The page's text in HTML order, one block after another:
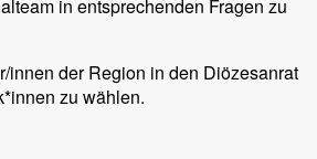
in entsprechenden Fragen zu
innen der Region in den Diözesanrat
zu wählen.